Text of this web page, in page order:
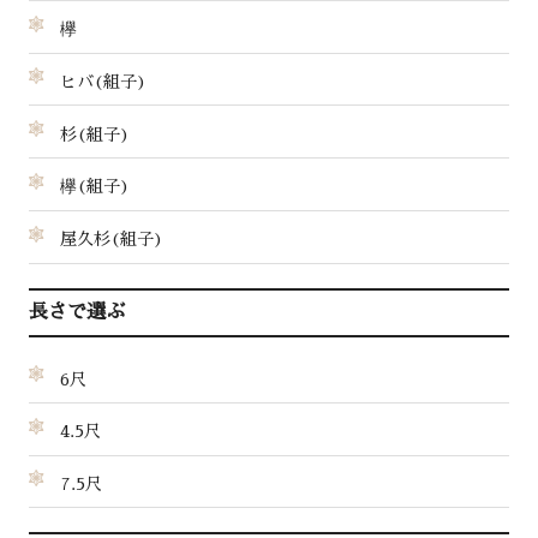
欅
ヒバ(組子)
杉(組子)
欅(組子)
屋久杉(組子)
長さで選ぶ
6尺
4.5尺
7.5尺